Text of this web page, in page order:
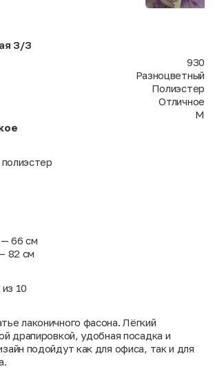
3/3
930
Разноцветный
Полиэстер
Отличное
M
— 66 см
82 см
10
лаконичного фасона. Лёгкий
драпировкой, удобная посадка и
подойдут как для офиса, так и для